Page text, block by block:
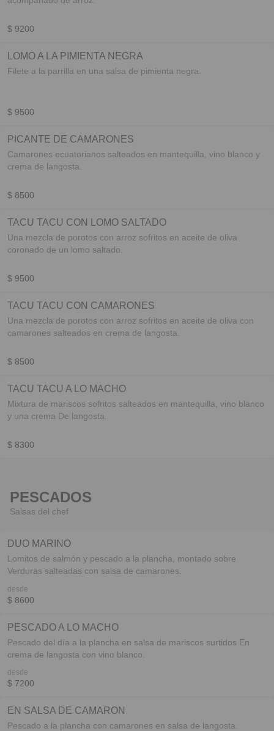
$ 9200
LOMO A LA PIMIENTA NEGRA
Filete a la parrilla en una salsa de pimienta negra.
$ 9500
PICANTE DE CAMARONES
Camarones ecuatorianos salteados en mantequilla, vino blanco y
crema de langosta.
$ 8500
TACU TACU CON LOMO SALTADO
Una mezcla de porotos con arroz sofritos en aceite de oliva
coronado de un lomo saltado.
$ 9500
TACU TACU CON CAMARONES
Una mezcla de porotos con arroz sofritos en aceite de oliva con
camarones salteados en crema de langosta.
$ 8500
TACU TACU A LO MACHO
Mixtura de mariscos sofritos salteados en mantequilla, vino blanco
y una crema De langosta.
$ 8300
PESCADOS
Salsas del chef
DUO MARINO
Lomitos de salmón y pescado a la plancha, montado sobre
Verduras salteadas con salsa de camarones.
desde
$ 8600
PESCADO A LO MACHO
Pescado del día a la plancha en salsa de mariscos surtidos En
crema de langosta con vino blanco.
desde
$ 7200
EN SALSA DE CAMARON
Pescado a la plancha con camarones en salsa de langosta.